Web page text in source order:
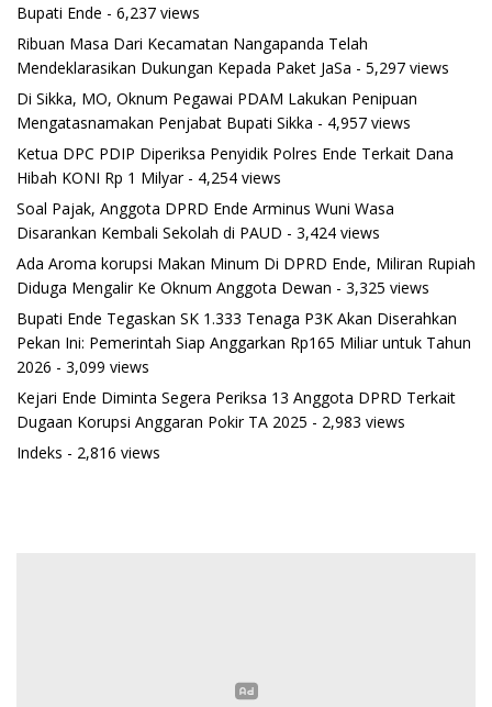
Bupati Ende - 6,237 views
Ribuan Masa Dari Kecamatan Nangapanda Telah
Mendeklarasikan Dukungan Kepada Paket JaSa - 5,297 views
Di Sikka, MO, Oknum Pegawai PDAM Lakukan Penipuan
Mengatasnamakan Penjabat Bupati Sikka - 4,957 views
Ketua DPC PDIP Diperiksa Penyidik Polres Ende Terkait Dana
Hibah KONI Rp 1 Milyar- 4,254 views
Soal Pajak, Anggota DPRD Ende Arminus Wuni Wasa
Disarankan Kembali Sekolah di PAUD - 3,424 views
Ada Aroma korupsi Makan Minum Di DPRD Ende, Miliran Rupiah
Diduga Mengalir Ke Oknum Anggota Dewan - 3,325 views
Bupati Ende Tegaskan SK 1.333 Tenaga P3K Akan Diserahkan
Pekan Ini: Pemerintah Siap Anggarkan Rp165 Miliar untuk Tahun
2026 - 3,099 views
Kejari Ende Diminta Segera Periksa 13 Anggota DPRD Terkait
Dugaan Korupsi Anggaran Pokir TA 2025 - 2,983 views
Indeks - 2,816 views